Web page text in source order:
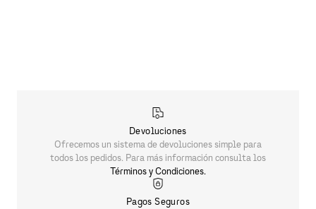
Devoluciones
Ofrecemos un sistema de devoluciones simple para
todos los pedidos. Para más información consulta los
Términos y Condiciones.
Pagos Seguros